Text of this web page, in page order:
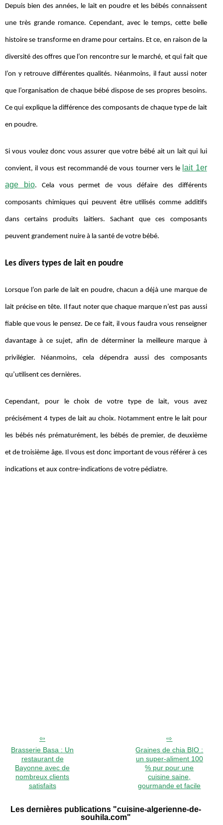
Depuis bien des années, le lait en poudre et les bébés connaissent
une très grande romance. Cependant, avec le temps, cette belle
histoire se transforme en drame pour certains. Et ce, en raison de la
diversité des offres que l’on rencontre sur le marché, et qui fait que
l’on y retrouve différentes qualités. Néanmoins, il faut aussi noter
que l’organisation de chaque bébé dispose de ses propres besoins.
Ce qui explique la différence des composants de chaque type de lait
en poudre.
Si vous voulez donc vous assurer que votre bébé ait un lait qui lui
convient, il vous est recommandé de vous tourner vers le lait 1er
age bio. Cela vous permet de vous défaire des différents
composants chimiques qui peuvent être utilisés comme additifs
dans certains produits laitiers. Sachant que ces composants
peuvent grandement nuire à la santé de votre bébé.
Les divers types de lait en poudre
Lorsque l’on parle de lait en poudre, chacun a déjà une marque de
lait précise en tête. Il faut noter que chaque marque n’est pas aussi
fiable que vous le pensez. De ce fait, il vous faudra vous renseigner
davantage à ce sujet, afin de déterminer la meilleure marque à
privilégier. Néanmoins, cela dépendra aussi des composants
qu’utilisent ces dernières.
Cependant, pour le choix de votre type de lait, vous avez
précisément 4 types de lait au choix. Notamment entre le lait pour
les bébés nés prématurément, les bébés de premier, de deuxième
et de troisième âge. Il vous est donc important de vous référer à ces
indications et aux contre-indications de votre pédiatre.
Brasserie Basa : Un
restaurant de
Bayonne avec de
nombreux clients
satisfaits
Graines de chia BIO :
un super-aliment 100
% pur pour une
cuisine saine,
gourmande et facile
Les dernières publications "cuisine-algerienne-de-
souhila.com"